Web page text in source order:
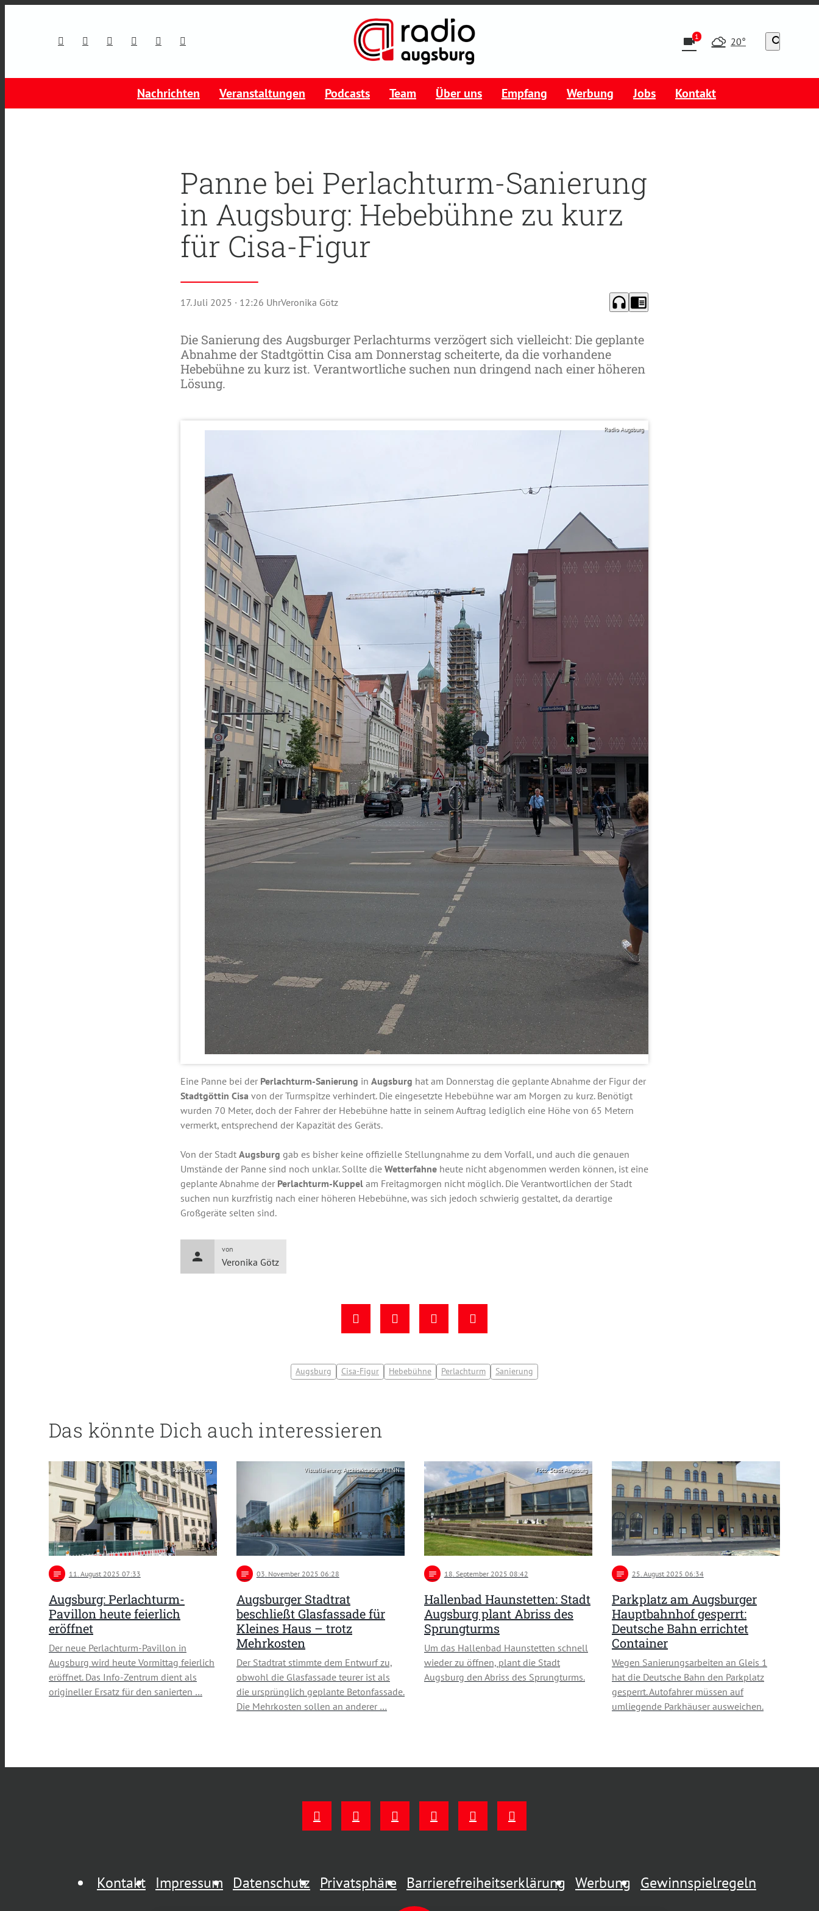
videocam1 20° search
Nachrichten Veranstaltungen Podcasts Team Über uns Empfang Werbung Jobs Kontakt
Panne bei Perlachturm-Sanierung
in Augsburg: Hebebühne zu kurz
für Cisa-Figur
17. Juli 2025 · 12:26 UhrVeronika Götz headphones chrome_reader_mode
Die Sanierung des Augsburger Perlachturms verzögert sich vielleicht: Die geplante
Abnahme der Stadtgöttin Cisa am Donnerstag scheiterte, da die vorhandene
Hebebühne zu kurz ist. Verantwortliche suchen nun dringend nach einer höheren
Lösung.
Radio Augsburg
Eine Panne bei der Perlachturm-Sanierung in Augsburg hat am Donnerstag die geplante Abnahme der Figur der
Stadtgöttin Cisa von der Turmspitze verhindert. Die eingesetzte Hebebühne war am Morgen zu kurz. Benötigt
wurden 70 Meter, doch der Fahrer der Hebebühne hatte in seinem Auftrag lediglich eine Höhe von 65 Metern
vermerkt, entsprechend der Kapazität des Geräts.
Von der Stadt Augsburg gab es bisher keine offizielle Stellungnahme zu dem Vorfall, und auch die genauen
Umstände der Panne sind noch unklar. Sollte die Wetterfahne heute nicht abgenommen werden können, ist eine
geplante Abnahme der Perlachturm-Kuppel am Freitagmorgen nicht möglich. Die Verantwortlichen der Stadt
suchen nun kurzfristig nach einer höheren Hebebühne, was sich jedoch schwierig gestaltet, da derartige
Großgeräte selten sind.
person
von
Veronika Götz
Augsburg Cisa-Figur Hebebühne Perlachturm Sanierung
Das könnte Dich auch interessieren
Radio Augsburg
notes 11 . August 2025 07:33
Augsburg: Perlachturm-
Pavillon heute feierlich
eröffnet
Der neue Perlachturm-Pavillon in
Augsburg wird heute Vormittag feierlich
eröffnet. Das Info-Zentrum dient als
origineller Ersatz für den sanierten …
Visualisierung: Architekturbüro HENN
notes 03 . November 2025 06:28
Augsburger Stadtrat
beschließt Glasfassade für
Kleines Haus – trotz
Mehrkosten
Der Stadtrat stimmte dem Entwurf zu,
obwohl die Glasfassade teurer ist als
die ursprünglich geplante Betonfassade.
Die Mehrkosten sollen an anderer …
Foto: Stadt Augsburg
notes 18 . September 2025 08:42
Hallenbad Haunstetten: Stadt
Augsburg plant Abriss des
Sprungturms
Um das Hallenbad Haunstetten schnell
wieder zu öffnen, plant die Stadt
Augsburg den Abriss des Sprungturms.
notes 25 . August 2025 06:34
Parkplatz am Augsburger
Hauptbahnhof gesperrt:
Deutsche Bahn errichtet
Container
Wegen Sanierungsarbeiten an Gleis 1
hat die Deutsche Bahn den Parkplatz
gesperrt. Autofahrer müssen auf
umliegende Parkhäuser ausweichen.
Kontakt Impressum Datenschutz Privatsphäre Barrierefreiheitserklärung Werbung Gewinnspielregeln